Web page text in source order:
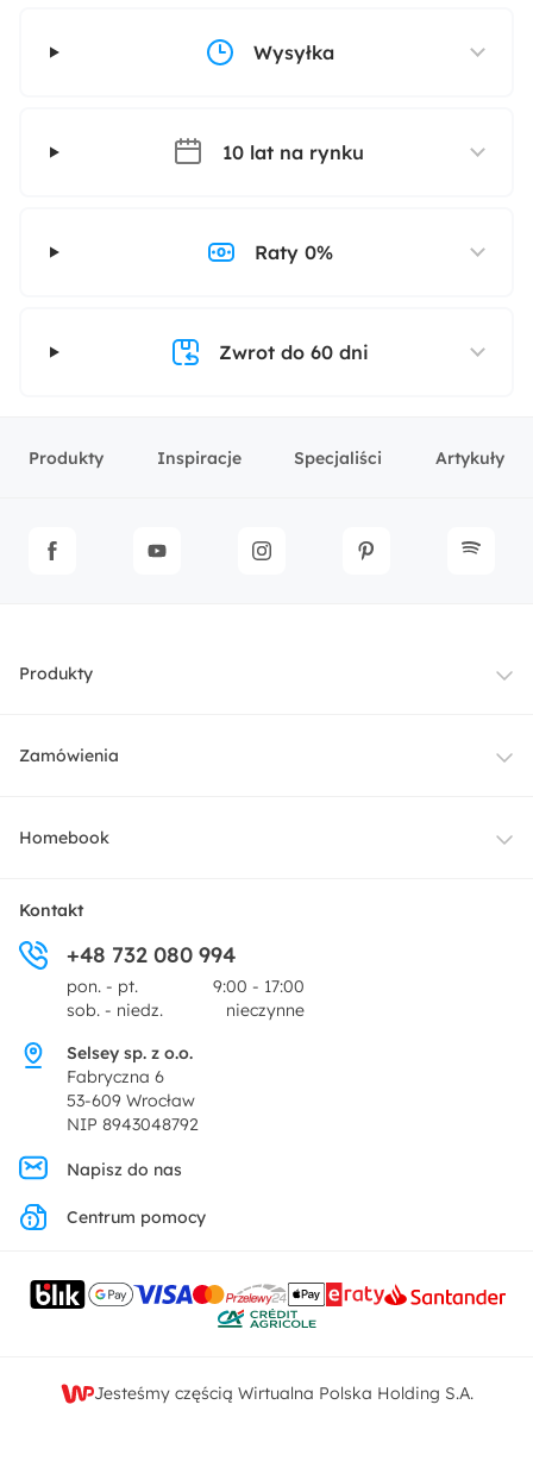
Wysyłka
10 lat na rynku
Raty 0%
Zwrot do 60 dni
Produkty Inspiracje Specjaliści Artykuły
Produkty
Meble
Dekoracje i akcesoria
Promocje
Zamówienia
Dostawa
Zwroty
Pytania i odpowiedzi
Homebook
O nas
Centrum prasowe
Regulamin
Polityka prywatności
Ustawienia prywatności
Kontakt
Kontakt
+48 732 080 994
pon. - pt.
9:00 - 17:00
sob. - niedz.
nieczynne
Selsey sp. z o.o.
Fabryczna 6
53-609 Wrocław
NIP 8943048792
Napisz do nas
Centrum pomocy
Jesteśmy częścią Wirtualna Polska Holding S.A.